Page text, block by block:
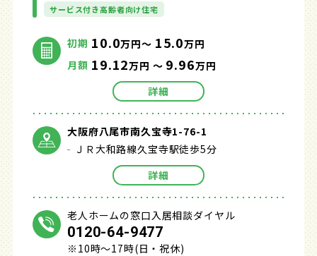
サービス付き高齢者向け住宅
初期 10.0万円～ 15.0万円
月額 19.12万円 ～ 9.96万円
詳細
大阪府八尾市南久宝寺1-76-1
ＪＲ大和路線久宝寺駅徒歩5分
詳細
老人ホームの窓口入居相談ダイヤル
0120-64-9477
※10時～17時(日・祝休)